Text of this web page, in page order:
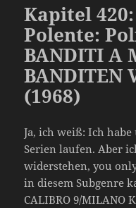
Kapitel
Polente:
BANDITI A
BANDITEN
(1968)
Ja, ich weiß: Ich
Serien laufen. Aber
widerstehen, you
in diesem Subgenre
CALIBRO 9/MILANO